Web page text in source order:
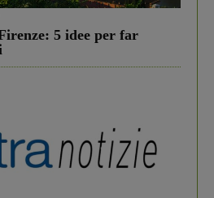
5 idee per far